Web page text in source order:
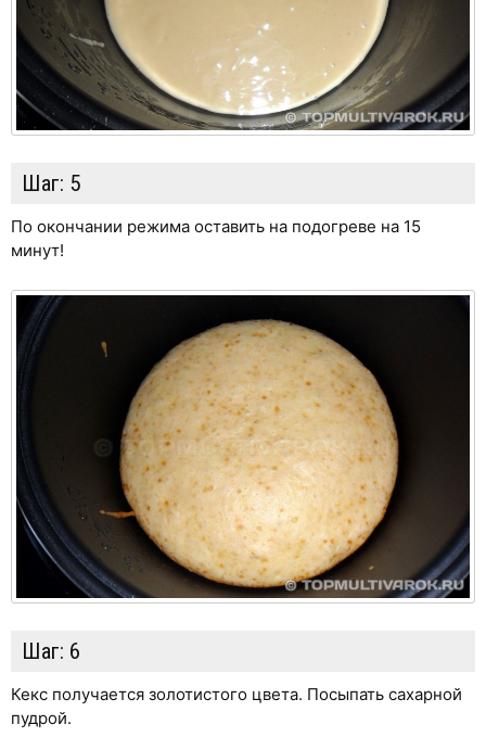
Шаг: 5
По окончании режима оставить на подогреве на 15
минут!
Шаг: 6
Кекс получается золотистого цвета. Посыпать сахарной
пудрой.